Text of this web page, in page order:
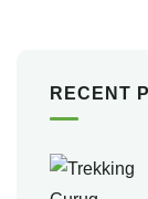
RECENT